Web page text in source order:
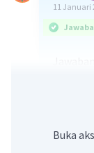
11 Januari
Buka